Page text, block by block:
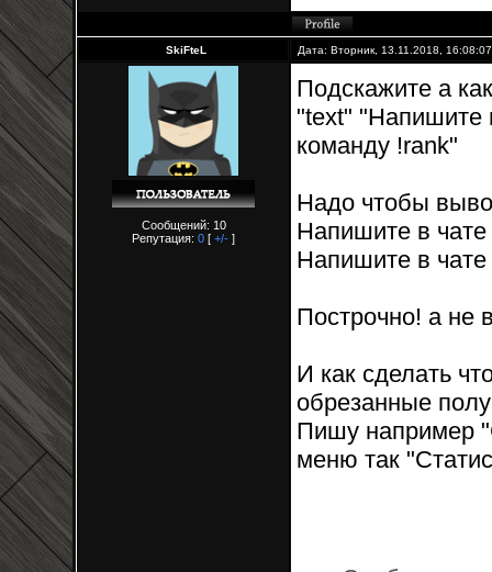
SkiFteL Дата: Вторник, 13.11.2018,
Сообщений: 10
Репутация: 0 [ +/- ]
Подскажите а
"text" "Напишите
команду !rank"
Надо чтобы
Напишите в
Напишите в
Построчно! а не
И как сделать
обрезанные
Пишу например
меню так